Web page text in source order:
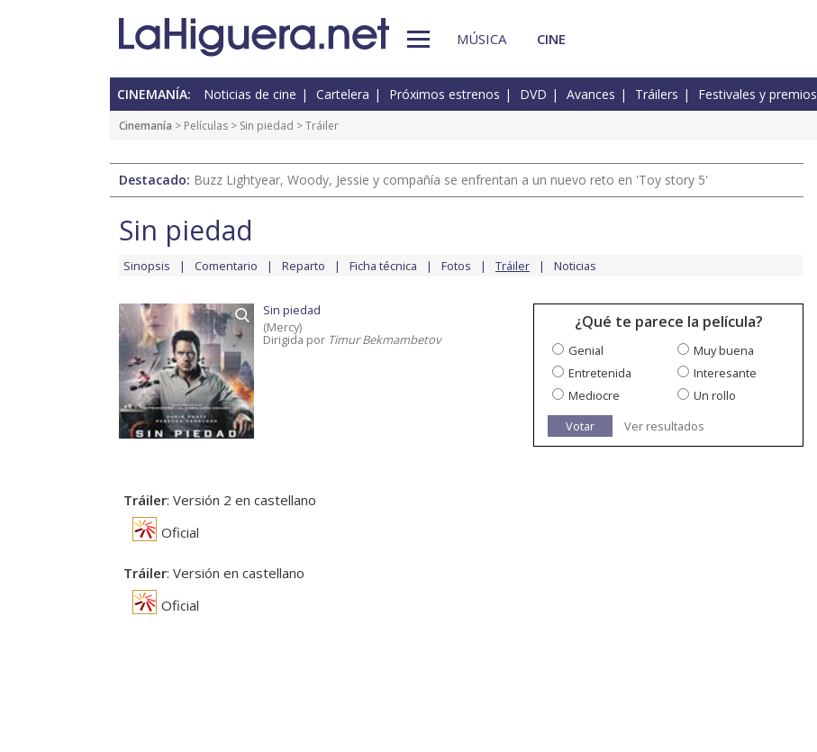
MÚSICA CINE
CINEMANÍA: Noticias de cine Cartelera Próximos estrenos DVD Avances Tráilers Festivales y premios
Cinemanía > Películas > Sin piedad > Tráiler
Destacado: Buzz Lightyear, Woody, Jessie y compañía se enfrentan a un nuevo reto en 'Toy story 5'
Sin piedad
Sinopsis Comentario Reparto Ficha técnica Fotos Tráiler Noticias
Sin piedad
(Mercy)
Dirigida por Timur Bekmambetov
¿Qué te parece la película?
Genial
Muy buena
Entretenida
Interesante
Mediocre
Un rollo
Votar
Ver resultados
Tráiler: Versión 2 en castellano
Oficial
Tráiler: Versión en castellano
Oficial